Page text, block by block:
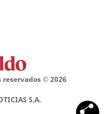
reservados ©2026
S.A.